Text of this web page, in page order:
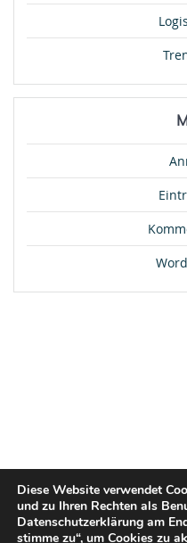
Diese Website verwendet
und zu Ihren Rechten als
Datenschutzerklärung am
stimme zu“, um Cookies zu